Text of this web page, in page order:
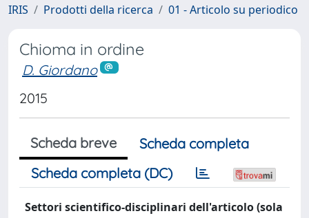
IRIS Prodotti della ricerca 01 - Articolo su periodico
Chioma in ordine
D. Giordano
2015
Scheda breve
Scheda completa
Scheda completa (DC)
Settori scientifico-disciplinari dell'articolo (sola